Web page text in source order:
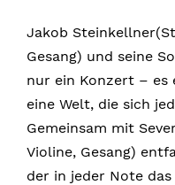
Jakob
Gesang) und seine
nur ein Konzert – es
eine Welt, die sich
Gemeinsam mit
Violine, Gesang)
der in jeder Note